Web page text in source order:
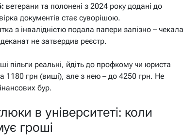
ветерани та полонені з 2024 року додані до
документів стає суворішою.
з інвалідністю подала папери запізно – чекала
не затвердив реєстр.
пільги реальні, йдіть до профкому чи юриста
1180 грн (виші), але з нею – до 4250 грн. Не
бур.
в університеті: коли
гроші